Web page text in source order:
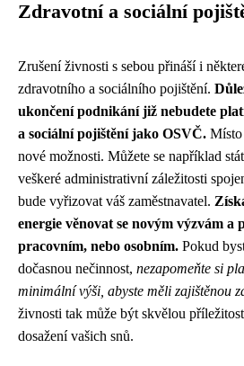
Zdravotní a sociální
Zrušení živnosti s sebou přináší i
zdravotního a sociálního pojištění.
ukončení podnikání již nebudete
a sociální pojištění jako OSVČ. Místo
nové možnosti. Můžete se například
veškeré administrativní záležitosti
bude vyřizovat váš zaměstnavatel.
energie věnovat se novým výzvám
pracovním, nebo osobním. Pokud
dočasnou nečinnost, nezapomeňte si
minimální výši, abyste měli zajištěnou
živnosti tak může být skvělou
dosažení vašich snů.